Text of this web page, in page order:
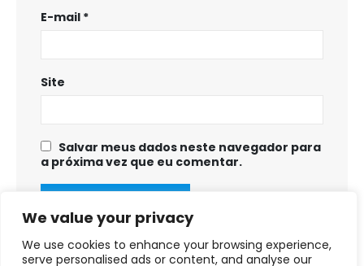
We value your privacy
We use cookies to enhance your browsing experience,
serve personalised ads or content, and analyse our
E-mail *
Site
Salvar meus dados neste navegador para
a próxima vez que eu comentar.